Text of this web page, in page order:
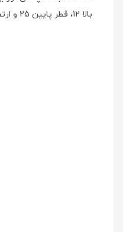
بالا 12، قطر پایین 25 و ارتفاع پایه 15 سانتی‌متر است.